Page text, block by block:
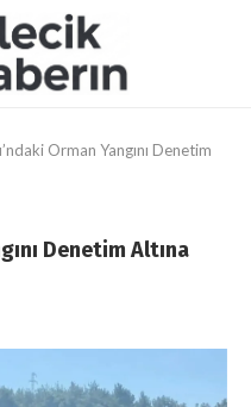
Orman Yangını Denetim
Denetim Altına